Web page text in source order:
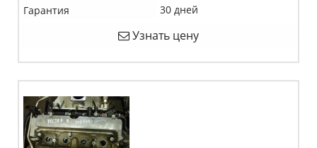
Гарантия
30 дней
Узнать цену